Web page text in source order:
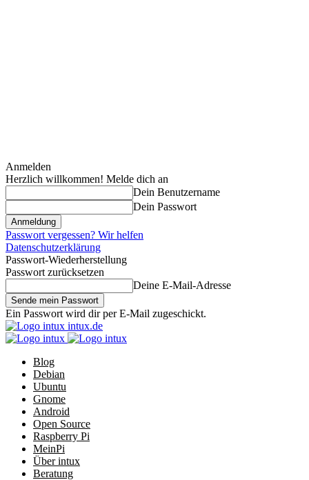
Anmelden
Herzlich willkommen! Melde dich an
Dein Benutzername
Dein Passwort
Passwort vergessen? Wir helfen
Datenschutzerklärung
Passwort-Wiederherstellung
Passwort zurücksetzen
Deine E-Mail-Adresse
Ein Passwort wird dir per E-Mail zugeschickt.
intux.de
Blog
Debian
Ubuntu
Gnome
Android
Open Source
Raspberry Pi
MeinPi
Über intux
Beratung